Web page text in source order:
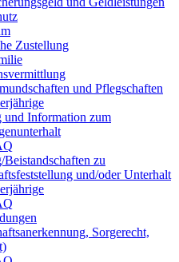
Zustellung
und Pflegschaften
und Information zum
Beistandschaften zu
und/oder Unterhalt
Sorgerecht,